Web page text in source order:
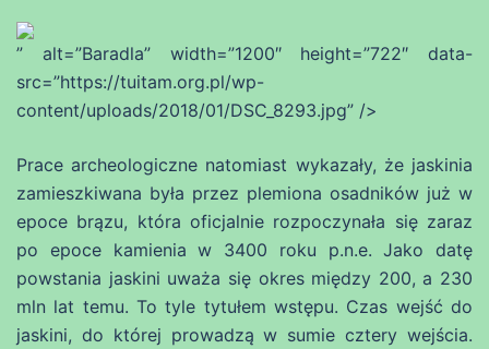
” alt=”Baradla” width=”1200″ height=”722″ data-
src=”https://tuitam.org.pl/wp-
content/uploads/2018/01/DSC_8293.jpg” />
Prace archeologiczne natomiast wykazały, że jaskinia
zamieszkiwana była przez plemiona osadników już w
epoce brązu, która oficjalnie rozpoczynała się zaraz
po epoce kamienia w 3400 roku p.n.e. Jako datę
powstania jaskini uważa się okres między 200, a 230
mln lat temu. To tyle tytułem wstępu. Czas wejść do
jaskini, do której prowadzą w sumie cztery wejścia.